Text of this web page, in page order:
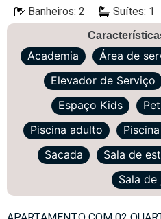
Banheiros: 2
Suítes: 1
Academia Área de
Elevador de Serviço
Espaço Kids
Piscina adulto
Sacada
Sala de
Sala de